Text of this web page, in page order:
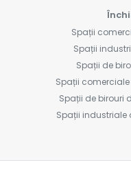
Spații
Spații
Spații de
Spații
Spații de birouri
Spații industriale